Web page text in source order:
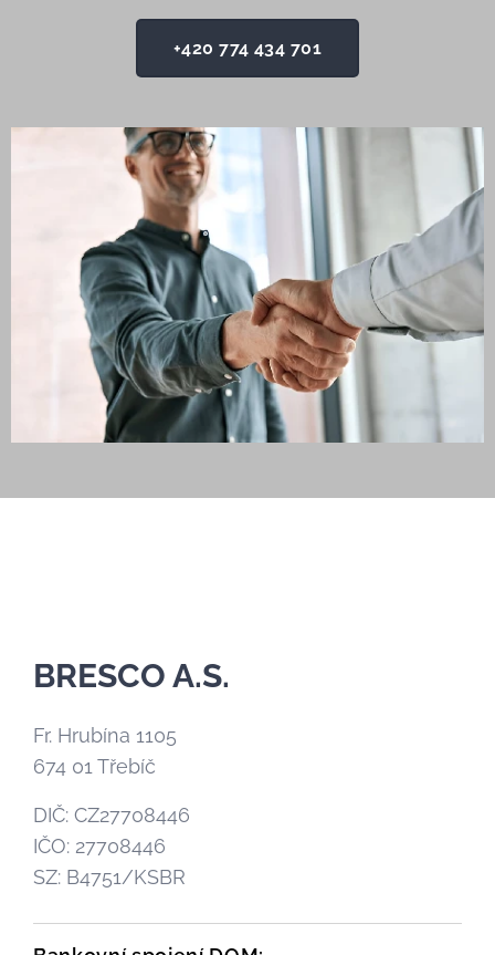
+420 774 434 701
BRESCO A.S.
Fr. Hrubína 1105
674 01 Třebíč
DIČ: CZ27708446
IČO: 27708446
SZ: B4751/KSBR